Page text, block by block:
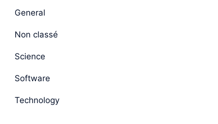
General
Non classé
Science
Software
Technology